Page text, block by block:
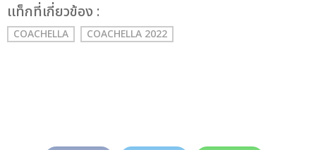
เเท็กที่เกี่ยวข้อง :
COACHELLA COACHELLA 2022